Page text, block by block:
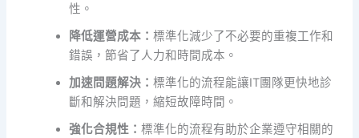
性。
降低運營成本：標準化減少了不必要的重複工作和
錯誤，節省了人力和時間成本。
加速問題解決：標準化的流程能讓IT團隊更快地診
斷和解決問題，縮短故障時間。
強化合規性：標準化的流程有助於企業遵守相關的